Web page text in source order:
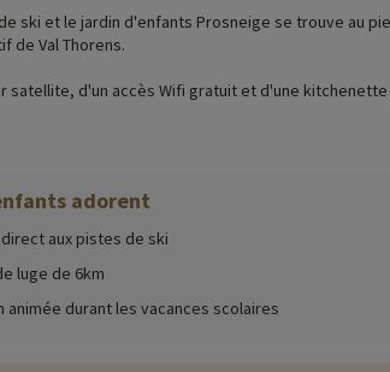
et le jardin d'enfants Prosneige se trouve au
de Val Thorens.
d'un accès Wifi gratuit et d'une
du pack bébé...),
de jeux de société ou d'appareils à raclette pour
adorent
aux pistes de ski
luge de 6km
animée durant les vacances scolaires